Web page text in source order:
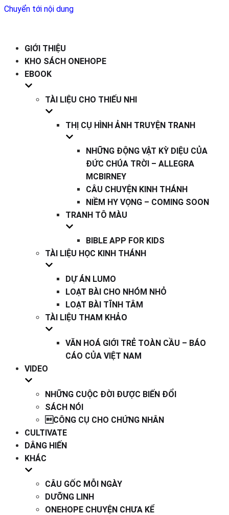
Chuyển tới nội dung
GIỚI THIỆU
KHO SÁCH ONEHOPE
EBOOK
TÀI LIỆU CHO THIẾU NHI
THỊ CỤ HÌNH ẢNH TRUYỆN TRANH
NHỮNG ĐỘNG VẬT KỲ DIỆU CỦA
ĐỨC CHÚA TRỜI – ALLEGRA
MCBIRNEY
CÂU CHUYỆN KINH THÁNH
NIỀM HY VỌNG – COMING SOON
TRANH TÔ MÀU
BIBLE APP FOR KIDS
TÀI LIỆU HỌC KINH THÁNH
DỰ ÁN LUMO
LOẠT BÀI CHO NHÓM NHỎ
LOẠT BÀI TĨNH TÂM
TÀI LIỆU THAM KHẢO
VĂN HOÁ GIỚI TRẺ TOÀN CẦU – BÁO
CÁO CỦA VIỆT NAM
VIDEO
NHỮNG CUỘC ĐỜI ĐƯỢC BIẾN ĐỔI
SÁCH NÓI
CÔNG CỤ CHO CHỨNG NHÂN
CULTIVATE
DÂNG HIẾN
KHÁC
CÂU GỐC MỖI NGÀY
DƯỠNG LINH
ONEHOPE CHUYỆN CHƯA KỂ